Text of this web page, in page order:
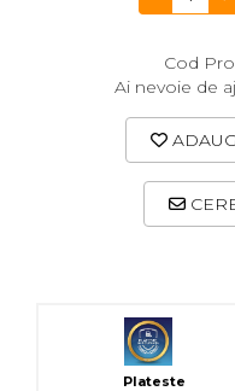
Cod
Ai nevoie de
Plateste